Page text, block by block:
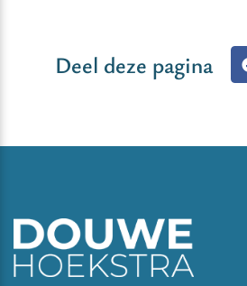
Deel deze pagina